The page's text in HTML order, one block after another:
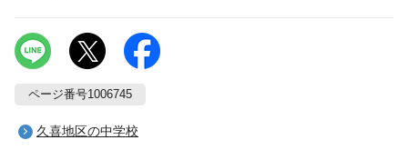
ページ番号1006745
久喜地区の中学校